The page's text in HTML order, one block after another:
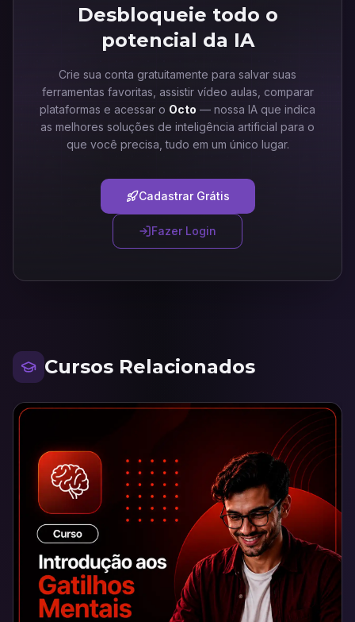
Desbloqueie todo o
potencial da IA
Crie sua conta gratuitamente para salvar suas
ferramentas favoritas, assistir vídeo aulas, comparar
plataformas e acessar o Octo — nossa IA que indica
as melhores soluções de inteligência artificial para o
que você precisa, tudo em um único lugar.
Cadastrar Grátis
Fazer Login
Cursos Relacionados